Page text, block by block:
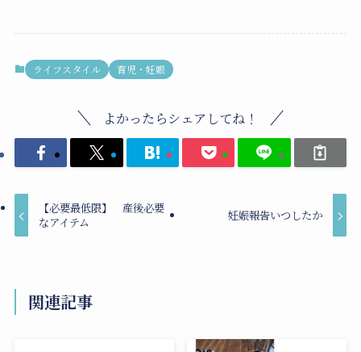
ライフスタイル 育児・妊娠
よかったらシェアしてね！
【必要最低限】 産後必要
なアイテム
妊娠報告いつしたか
関連記事